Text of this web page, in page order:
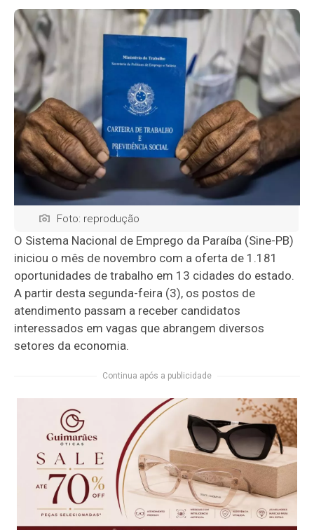
Foto: reprodução
O Sistema Nacional de Emprego da Paraíba (Sine-PB)
iniciou o mês de novembro com a oferta de 1.181
oportunidades de trabalho em 13 cidades do estado.
A partir desta segunda-feira (3), os postos de
atendimento passam a receber candidatos
interessados em vagas que abrangem diversos
setores da economia.
Continua após a publicidade